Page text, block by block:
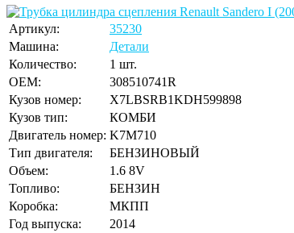
Артикул:
35230
Машина:
Детали
Количество:
1 шт.
OEM:
308510741R
Кузов номер:
X7LBSRB1KDH599898
Кузов тип:
КОМБИ
Двигатель номер: K7M710
Тип двигателя:
БЕНЗИНОВЫЙ
Объем:
1.6 8V
Топливо:
БЕНЗИН
Коробка:
МКПП
Год выпуска:
2014